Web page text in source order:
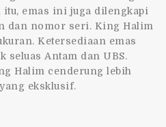
emas ini juga dilengkapi
dan nomor seri. King Halim
Ketersediaan emas
Antam dan UBS.
Halim cenderung lebih
eksklusif.